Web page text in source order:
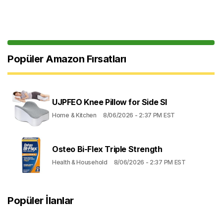
Popüler Amazon Fırsatları
UJPFEO Knee Pillow for Side Sl
Home & Kitchen 8/06/2026 - 2:37 PM EST
Osteo Bi-Flex Triple Strength
Health & Household 8/06/2026 - 2:37 PM EST
Popüler İlanlar